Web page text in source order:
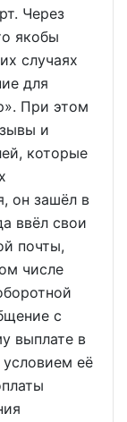
Через
якобы
случаях
для
При этом
и
которые
он зашёл в
ввёл свои
почты,
числе
с
выплате в
её